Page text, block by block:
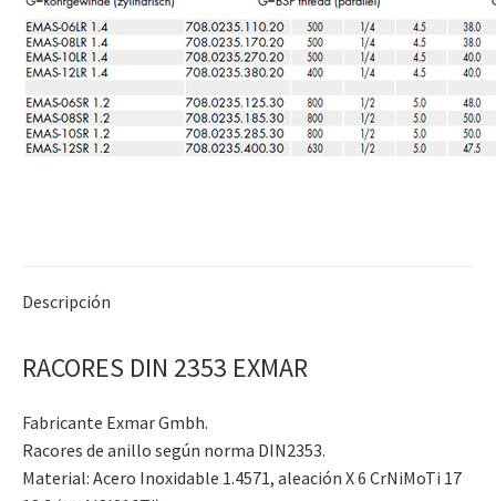
Descripción
RACORES DIN 2353 EXMAR
Fabricante Exmar Gmbh.
Racores de anillo según norma DIN2353.
Material: Acero Inoxidable 1.4571, aleación X 6 CrNiMoTi 17